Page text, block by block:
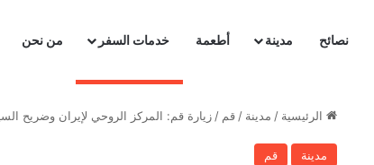
نصائح مدينة أطعمة خدمات السفر من نحن
الرئيسية / مدينة / قم / زيارة قم: المركز الروحي لإيران وضريح
مدينة قم